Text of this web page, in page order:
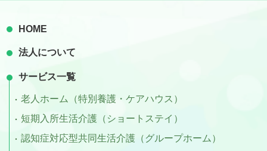
HOME
法人について
サービス一覧
老人ホーム（特別養護・ケアハウス）
短期入所生活介護（ショートステイ）
認知症対応型共同生活介護（グループホーム）